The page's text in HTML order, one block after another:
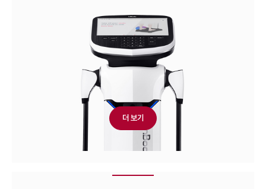
더 보기